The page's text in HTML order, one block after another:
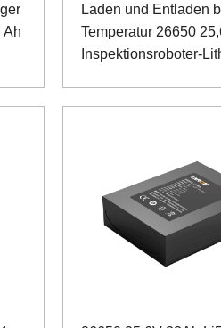
Ah
Laden und Entladen
Temperatur 26650
Inspektionsroboter-